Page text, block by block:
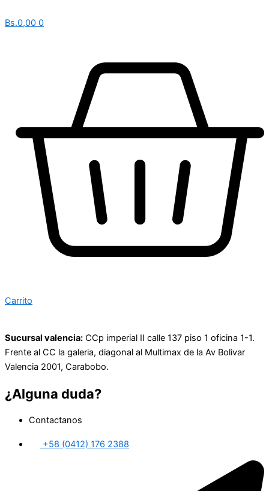
Bs.0,00 0
Carrito
Sucursal valencia: CCp imperial II calle 137 piso 1 oficina 1-1.
Frente al CC la galeria, diagonal al Multimax de la Av Bolivar
Valencia 2001, Carabobo.
¿Alguna duda?
Contactanos
+58 (0412) 176 2388